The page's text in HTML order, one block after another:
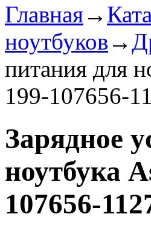
Главная→
ноутбуков →
питания для
199-107656-
Зарядное
ноутбука
107656-